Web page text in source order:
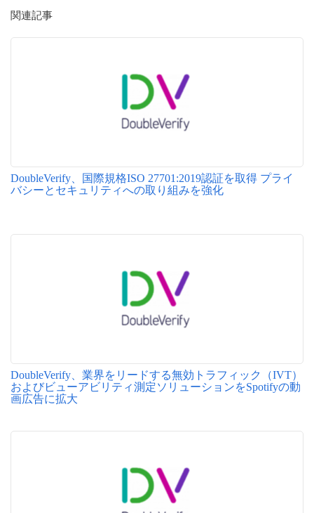
関連記事
DoubleVerify、国際規格ISO 27701:2019認証を取得 プライ
バシーとセキュリティへの取り組みを強化
DoubleVerify、業界をリードする無効トラフィック（IVT）
およびビューアビリティ測定ソリューションをSpotifyの動
画広告に拡大